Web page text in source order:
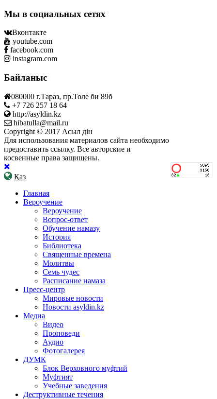
Мы в социальных сетях
Вконтакте
youtube.com
facebook.com
instagram.com
Байланыс
080000 г.Тараз, пр.Толе би 89б
+7 726 257 18 64
http://asyldin.kz
hibatulla@mail.ru
Copyright © 2017 Асыл дін
Для использования материалов сайта необходимо
предоставить ссылку. Все авторские и
косвенные права защищены.
Қаз
Главная
Вероучение
Вероучение
Вопрос-ответ
Обучение намазу
История
Библиотека
Священные времена
Молитвы
Семь чудес
Расписание намаза
Пресс-центр
Мировые новости
Новости asyldin.kz
Медиа
Видео
Проповеди
Аудио
Фотогалерея
ДУМК
Блок Верховного муфтий
Муфтият
Учебные заведения
Деструктивные течения